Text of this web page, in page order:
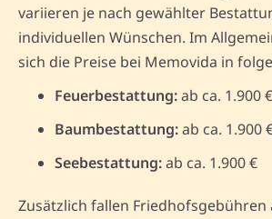
variieren je nach gewählter
individuellen Wünschen. Im
sich die Preise bei Memovida in
Feuerbestattung:ab ca. 1.900 €
Baumbestattung:ab ca. 1.900
Seebestattung:ab ca. 1.900 €
Zusätzlich fallen Friedhofsgebühren